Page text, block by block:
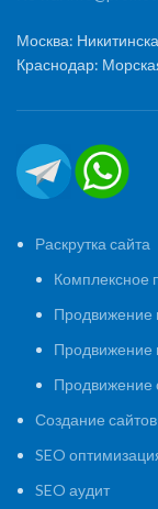
Москва:
Краснодар:
Раскрутка сайта
Комплексное
Продвижение
Продвижение
Продвижение
Создание сайтов
SEO
SEO аудит